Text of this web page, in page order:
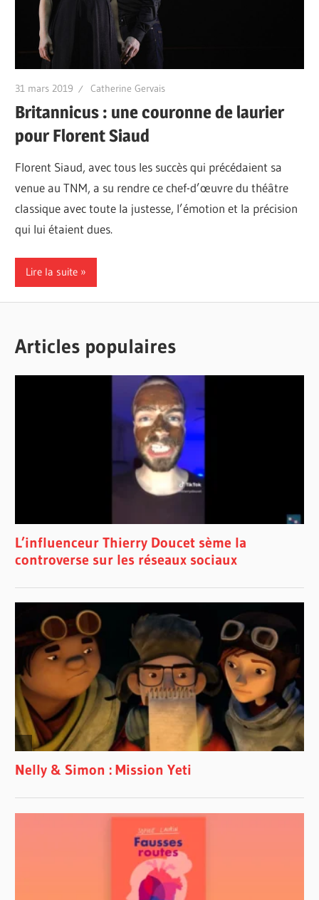
31 mars 2019 Catherine Gervais
Britannicus : une couronne de laurier
pour Florent Siaud
Florent Siaud, avec tous les succès qui précédaient sa
venue au TNM, a su rendre ce chef-d’œuvre du théâtre
classique avec toute la justesse, l’émotion et la précision
qui lui étaient dues.
Lire la suite
Articles populaires